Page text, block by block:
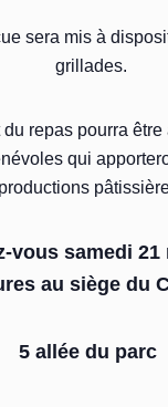
sera mis à
grillades.
du repas pourra
qui
productions
vous samedi 21
au siège du
5 allée du parc